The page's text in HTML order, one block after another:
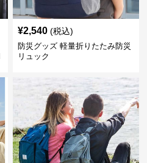
¥2,540 (税込)
防災グッズ 軽量折りたたみ防災
リュック